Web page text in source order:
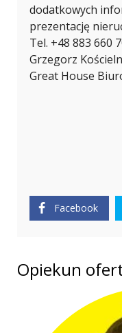
dodatkowych
prezentację
Tel. +48 883 660
Grzegorz
Great House
Facebook
Opiekun